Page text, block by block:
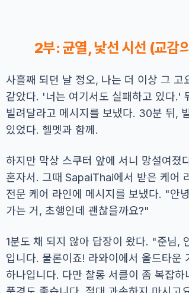
2부: 균열, 낯선 시선 (교감
사흘째 되던 날 정오, 나는 더 이상 그
같았다. '너는 여기서도 실패하고 있다.'
빌려달라고 메시지를 보냈다. 30분 뒤,
있었다. 헬멧과 함께.
하지만 막상 스쿠터 앞에 서니 망설여졌
혼자서. 그때 SapaiThai에서 받은 케어
전문 케어 라인에 메시지를 보냈다. "안
가는 거, 초행인데 괜찮을까요?"
1분도 채 되지 않아 답장이 왔다. "준님,
입니다. 물론이죠! 라와이에서 올드타운
하나입니다. 다만 찰롱 서클이 좀 복잡